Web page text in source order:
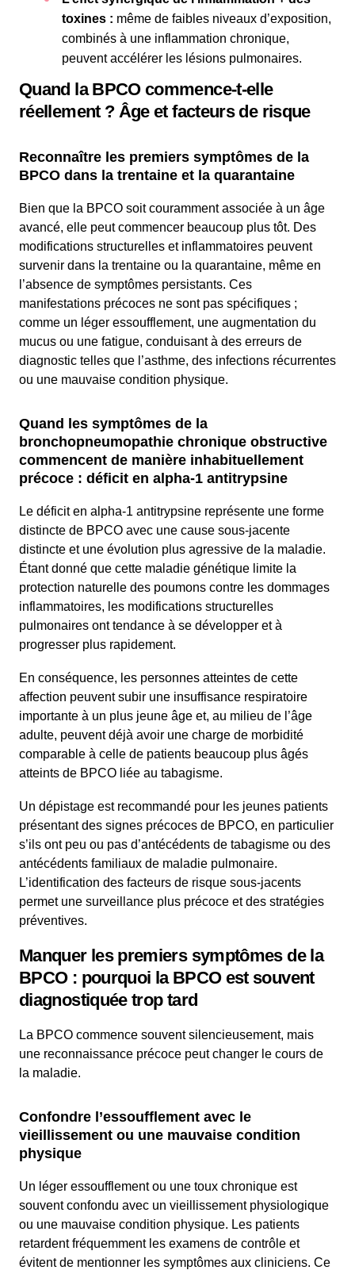
toxines : même de faibles niveaux d’exposition,
combinés à une inflammation chronique,
peuvent accélérer les lésions pulmonaires.
Quand la BPCO commence-t-elle
réellement ? Âge et facteurs de risque
Reconnaître les premiers symptômes de la
BPCO dans la trentaine et la quarantaine
Bien que la BPCO soit couramment associée à un âge
avancé, elle peut commencer beaucoup plus tôt. Des
modifications structurelles et inflammatoires peuvent
survenir dans la trentaine ou la quarantaine, même en
l’absence de symptômes persistants. Ces
manifestations précoces ne sont pas spécifiques ;
comme un léger essoufflement, une augmentation du
mucus ou une fatigue, conduisant à des erreurs de
diagnostic telles que l’asthme, des infections récurrentes
ou une mauvaise condition physique.
Quand les symptômes de la
bronchopneumopathie chronique obstructive
commencent de manière inhabituellement
précoce : déficit en alpha-1 antitrypsine
Le déficit en alpha-1 antitrypsine représente une forme
distincte de BPCO avec une cause sous-jacente
distincte et une évolution plus agressive de la maladie.
Étant donné que cette maladie génétique limite la
protection naturelle des poumons contre les dommages
inflammatoires, les modifications structurelles
pulmonaires ont tendance à se développer et à
progresser plus rapidement.
En conséquence, les personnes atteintes de cette
affection peuvent subir une insuffisance respiratoire
importante à un plus jeune âge et, au milieu de l’âge
adulte, peuvent déjà avoir une charge de morbidité
comparable à celle de patients beaucoup plus âgés
atteints de BPCO liée au tabagisme.
Un dépistage est recommandé pour les jeunes patients
présentant des signes précoces de BPCO, en particulier
s’ils ont peu ou pas d’antécédents de tabagisme ou des
antécédents familiaux de maladie pulmonaire.
L’identification des facteurs de risque sous-jacents
permet une surveillance plus précoce et des stratégies
préventives.
Manquer les premiers symptômes de la
BPCO : pourquoi la BPCO est souvent
diagnostiquée trop tard
La BPCO commence souvent silencieusement, mais
une reconnaissance précoce peut changer le cours de
la maladie.
Confondre l’essoufflement avec le
vieillissement ou une mauvaise condition
physique
Un léger essoufflement ou une toux chronique est
souvent confondu avec un vieillissement physiologique
ou une mauvaise condition physique. Les patients
retardent fréquemment les examens de contrôle et
évitent de mentionner les symptômes aux cliniciens. Ce